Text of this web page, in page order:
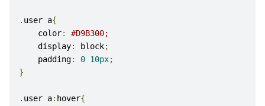
. user a{
    color
:
#D9B300;
    display
: block;
    padding
: 0 10px;
}
. user a: hover{